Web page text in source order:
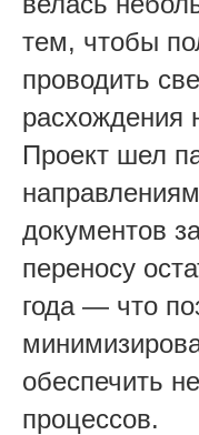
тем, чтобы
проводить
расхождения
Проект шел
документов
переносу
года — что
обеспечить
процессов.